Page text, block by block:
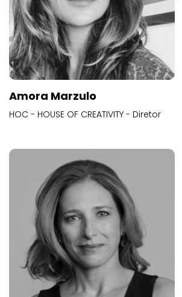
Amora Marzulo
HOC - HOUSE OF CREATIVITY - Diretor